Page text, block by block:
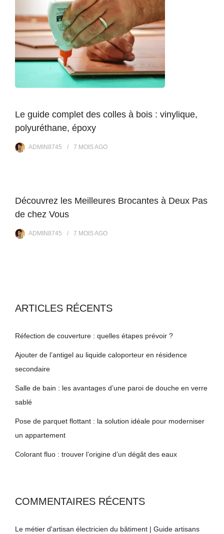
Le guide complet des colles à bois : vinylique,
polyuréthane, époxy
ADMIN8745 7 MOISAGO
Découvrez les Meilleures Brocantes à Deux Pas
de chez Vous
ADMIN8745 7 MOISAGO
ARTICLES RÉCENTS
Réfection de couverture : quelles étapes prévoir ?
Ajouter de l’antigel au liquide caloporteur en résidence
secondaire
Salle de bain : les avantages d’une paroi de douche en verre
sablé
Pose de parquet flottant : la solution idéale pour moderniser
un appartement
Colorant fluo : trouver l’origine d’un dégât des eaux
COMMENTAIRES RÉCENTS
Le métier d'artisan électricien du bâtiment | Guide artisans